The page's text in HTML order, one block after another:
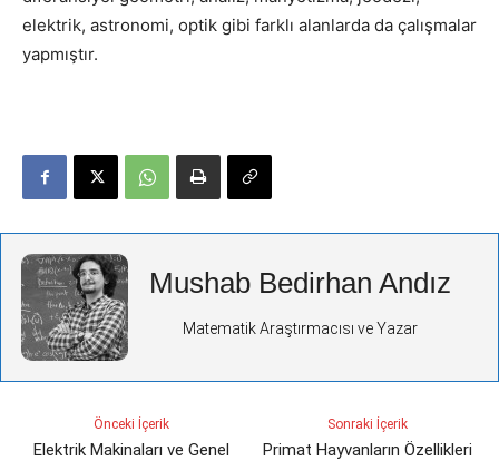
elektrik, astronomi, optik gibi farklı alanlarda da çalışmalar
yapmıştır.
Mushab Bedirhan Andız
Matematik Araştırmacısı ve Yazar
Önceki İçerik
Elektrik Makinaları ve Genel
Sonraki İçerik
Primat Hayvanların Özellikleri